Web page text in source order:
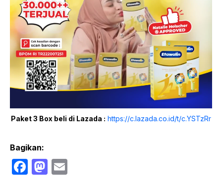
Paket 3 Box beli di Lazada : https://c.lazada.co.id/t/c.YSTzRr
Bagikan:
F
M